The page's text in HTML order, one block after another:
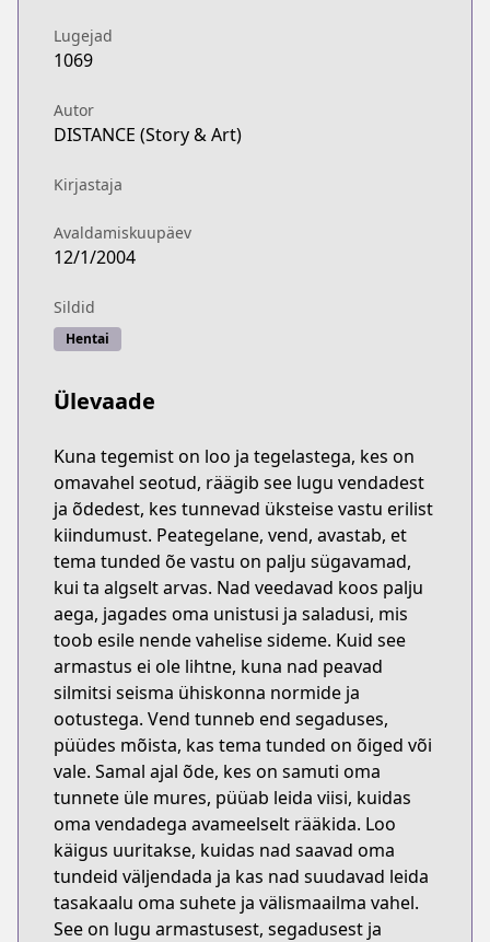
Lugejad
1069
Autor
DISTANCE (Story & Art)
Kirjastaja
Avaldamiskuupäev
12/1/2004
Sildid
Hentai
Ülevaade
Kuna tegemist on loo ja tegelastega, kes on
omavahel seotud, räägib see lugu vendadest
ja õdedest, kes tunnevad üksteise vastu erilist
kiindumust. Peategelane, vend, avastab, et
tema tunded õe vastu on palju sügavamad,
kui ta algselt arvas. Nad veedavad koos palju
aega, jagades oma unistusi ja saladusi, mis
toob esile nende vahelise sideme. Kuid see
armastus ei ole lihtne, kuna nad peavad
silmitsi seisma ühiskonna normide ja
ootustega. Vend tunneb end segaduses,
püüdes mõista, kas tema tunded on õiged või
vale. Samal ajal õde, kes on samuti oma
tunnete üle mures, püüab leida viisi, kuidas
oma vendadega avameelselt rääkida. Loo
käigus uuritakse, kuidas nad saavad oma
tundeid väljendada ja kas nad suudavad leida
tasakaalu oma suhete ja välismaailma vahel.
See on lugu armastusest, segadusest ja